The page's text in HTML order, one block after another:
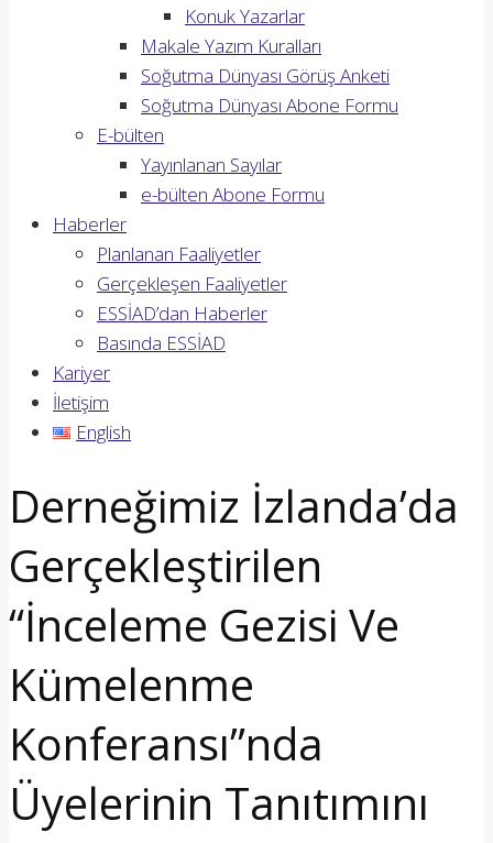
Konuk Yazarlar
Makale Yazım Kuralları
Soğutma Dünyası Görüş Anketi
Soğutma Dünyası Abone Formu
E-bülten
Yayınlanan Sayılar
e-bülten Abone Formu
Haberler
Planlanan Faaliyetler
Gerçekleşen Faaliyetler
ESSİAD’dan Haberler
Basında ESSİAD
Kariyer
İletişim
English
Derneğimiz İzlanda’da
Gerçekleştirilen
“İnceleme Gezisi Ve
Kümelenme
Konferansı”nda
Üyelerinin Tanıtımını